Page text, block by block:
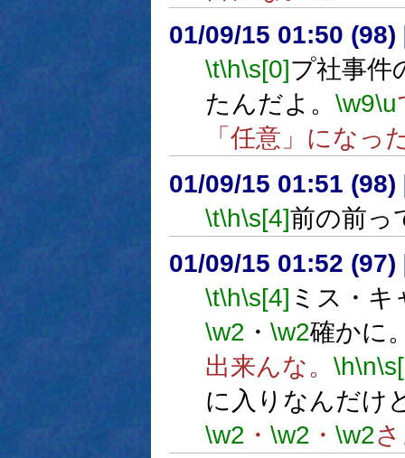
01/09/15 01:50 (98)
\t\h\s[0]プ社事件
たんだよ。 \w9\u
「任意」になっ
01/09/15 01:51 (98)
\t\h\s[4]前の前
01/09/15 01:52 (97)
\t\h\s[4] ミス・キ
\w2 ・ \w2確かに
出来んな。 \h\n
に入りなんだけ
\w2 ・ \w2 ・ \w2